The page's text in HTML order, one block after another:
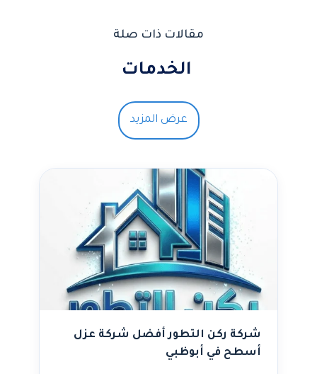
مقالات ذات صلة
الخدمات
عرض المزيد
شركة ركن التطور أفضل شركة عزل
أسطح في أبوظبي